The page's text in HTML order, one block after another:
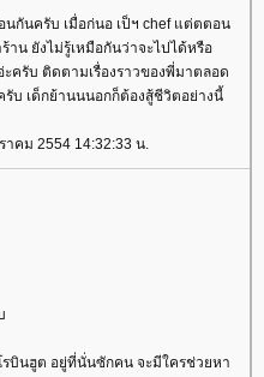
นกันครับ เมื่อก่นอ เป็ฯ chef แต่ตตอน
าน ยังไม่รู้เหมือกันว่าจะไปได้หรือ
ครับ ติดตามเรื่องราวของพี่มาตลอด
รับ เด็กย้านนนอกก็ต้องสู้ชีวิตอย่างนี้
าคม 2554 14:32:33 น.
บินฮูต อยู่ที่นั่นซักคน จะมีใครช่วยหา